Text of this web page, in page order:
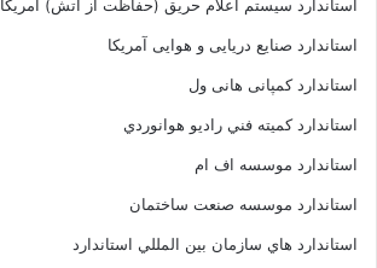
استاندارد سیستم اعلام حریق (حفاظت از آتش) آمریکا
استاندارد صنایع دریایی و هوایی آمریکا
استاندارد کمپانی هانی ول
استاندارد کميته فني راديو هوانوردي
استاندارد موسسه اف ام
استاندارد موسسه صنعت ساختمان
استاندارد هاي سازمان بين المللي استاندارد